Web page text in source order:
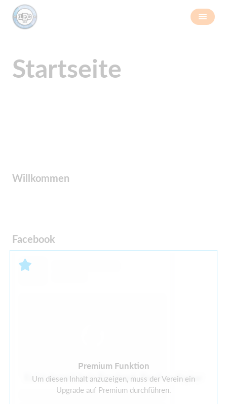
Startseite
Willkommen
Facebook
Premium Funktion
Um diesen Inhalt anzuzeigen, muss der Verein ein
Upgrade auf Premium durchführen.
Es ist derzeit kein Facebook-Feed verfügbar